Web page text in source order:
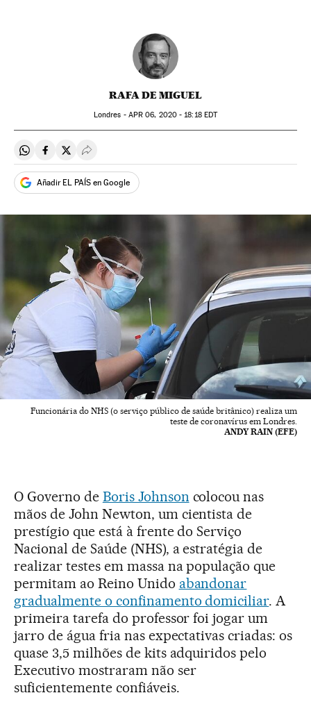
RAFA DE MIGUEL
Londres - APR 06, 2020 - 18:18EDT
Compartir en Whatsapp
Compartir en Facebook
Compartir en Twitter
Desplegar Redes Sociales
Añadir EL PAÍS en Google
Funcionária do NHS (o serviço público de saúde britânico) realiza um
teste de coronavírus em Londres.
ANDY RAIN (EFE)
O Governo de Boris Johnson colocou nas
mãos de John Newton, um cientista de
prestígio que está à frente do Serviço
Nacional de Saúde (NHS), a estratégia de
realizar testes em massa na população que
permitam ao Reino Unido abandonar
gradualmente o confinamento domiciliar. A
primeira tarefa do professor foi jogar um
jarro de água fria nas expectativas criadas: os
quase 3,5 milhões de kits adquiridos pelo
Executivo mostraram não ser
suficientemente confiáveis.